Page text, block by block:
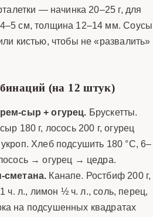
— начинка 20–25 г, для
см, толщина 12–14 мм. Соусы
кистью, чтобы не «развалить»
(на 12 штук)
сыр + огурец. Брускетты.
180 г, лосось 200 г, огурец
Хлеб подсушить 180 °C, 6–
→ огурец → цедра.
сметана. Канапе. Ростбиф 200 г,
ч. л., лимон ½ ч. л., соль, перец,
на подсушенных квадратах